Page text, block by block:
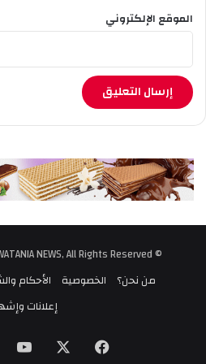
الموقع الإلكتروني
© Copyright 2009 - 2026, WATANIA NEWS, All Rights Reserved
من نحن؟
الخصوصية الأحكام
إعلانات
فيسبوك